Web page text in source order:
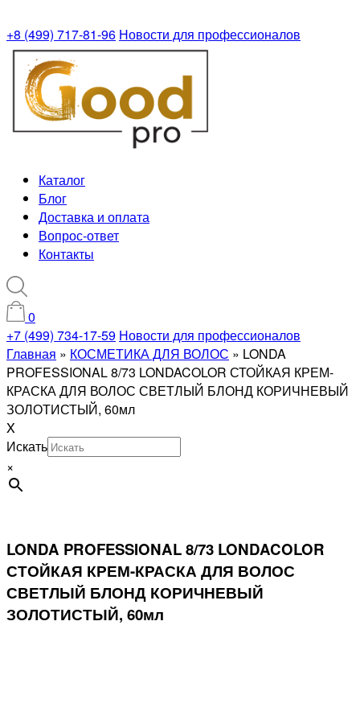
+8 (499) 717-81-96 Новости для профессионалов
Каталог
Блог
Доставка и оплата
Вопрос-ответ
Контакты
0
+7 (499) 734-17-59 Новости для профессионалов
Главная » КОСМЕТИКА ДЛЯ ВОЛОС » LONDA
PROFESSIONAL 8/73 LONDACOLOR СТОЙКАЯ КРЕМ-
КРАСКА ДЛЯ ВОЛОС СВЕТЛЫЙ БЛОНД КОРИЧНЕВЫЙ
ЗОЛОТИСТЫЙ, 60мл
X
Искать
×
LONDA PROFESSIONAL 8/73 LONDACOLOR
СТОЙКАЯ КРЕМ-КРАСКА ДЛЯ ВОЛОС
СВЕТЛЫЙ БЛОНД КОРИЧНЕВЫЙ
ЗОЛОТИСТЫЙ, 60мл